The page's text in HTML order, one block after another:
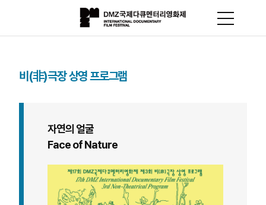
비(非)극장 상영 프로그램
자연의 얼굴
Face of Nature